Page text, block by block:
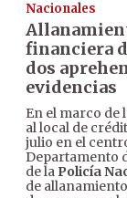
Nacionales
financiera
dos
evidencias
En el marco de
al local de
julio en el
Departamento
de la Policía
de